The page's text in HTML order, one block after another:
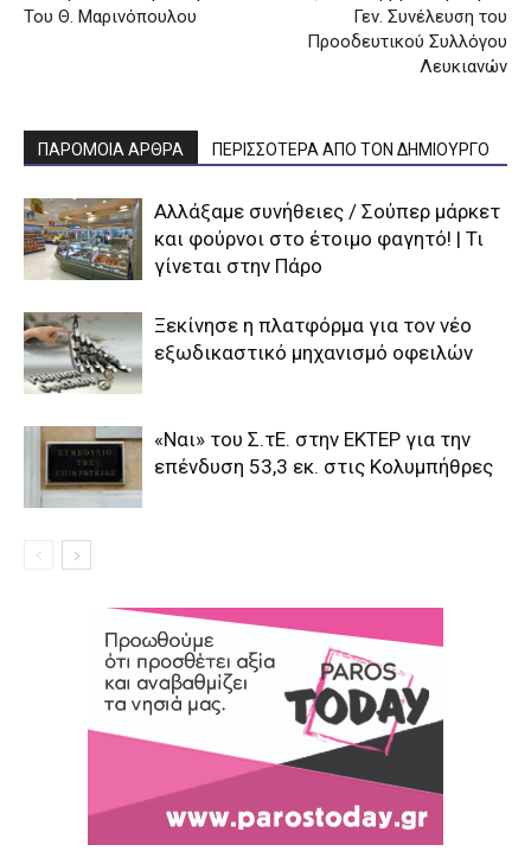
Του Θ. Μαρινόπουλου
Γεν. Συνέλευση του
Προοδευτικού Συλλόγου
Λευκιανών
ΠΑΡΟΜΟΙΑ ΑΡΘΡΑ ΠΕΡΙΣΣΟΤΕΡΑ ΑΠΟ ΤΟΝ ΔΗΜΙΟΥΡΓΟ
Αλλάξαμε συνήθειες / Σούπερ μάρκετ
και φούρνοι στο έτοιμο φαγητό! | Τι
γίνεται στην Πάρο
Ξεκίνησε η πλατφόρμα για τον νέο
εξωδικαστικό μηχανισμό οφειλών
«Ναι» του Σ.τΕ. στην ΕΚΤΕΡ για την
επένδυση 53,3 εκ. στις Κολυμπήθρες